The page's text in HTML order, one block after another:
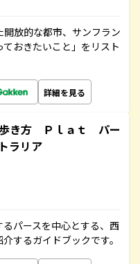
放的な都市、サンフラン
おきたいこと」をリスト
詳細を見る
き方 Ｐｌａｔ パー
ラリア
パースを中心とする、西
するガイドブックです。